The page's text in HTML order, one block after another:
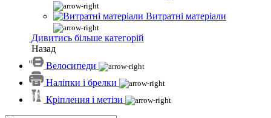
Витратні матеріали
Дивитись більше категорій
Назад
Велосипеди
Наліпки і брелки
Кріплення і метізи